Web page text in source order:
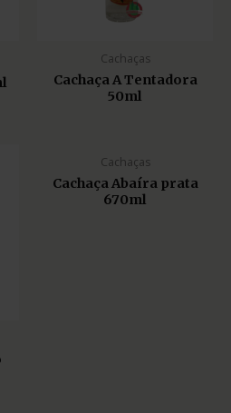
Cachaças
Cachaça A Tentadora
50ml
Cachaças
Cachaça Abaíra prata
670ml